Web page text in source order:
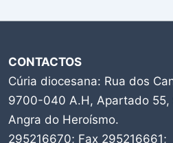
CONTACTOS
Cúria diocesana: Rua dos
9700-040 A.H, Apartado 55,
Angra do Heroísmo.
295216670; Fax 295216661;